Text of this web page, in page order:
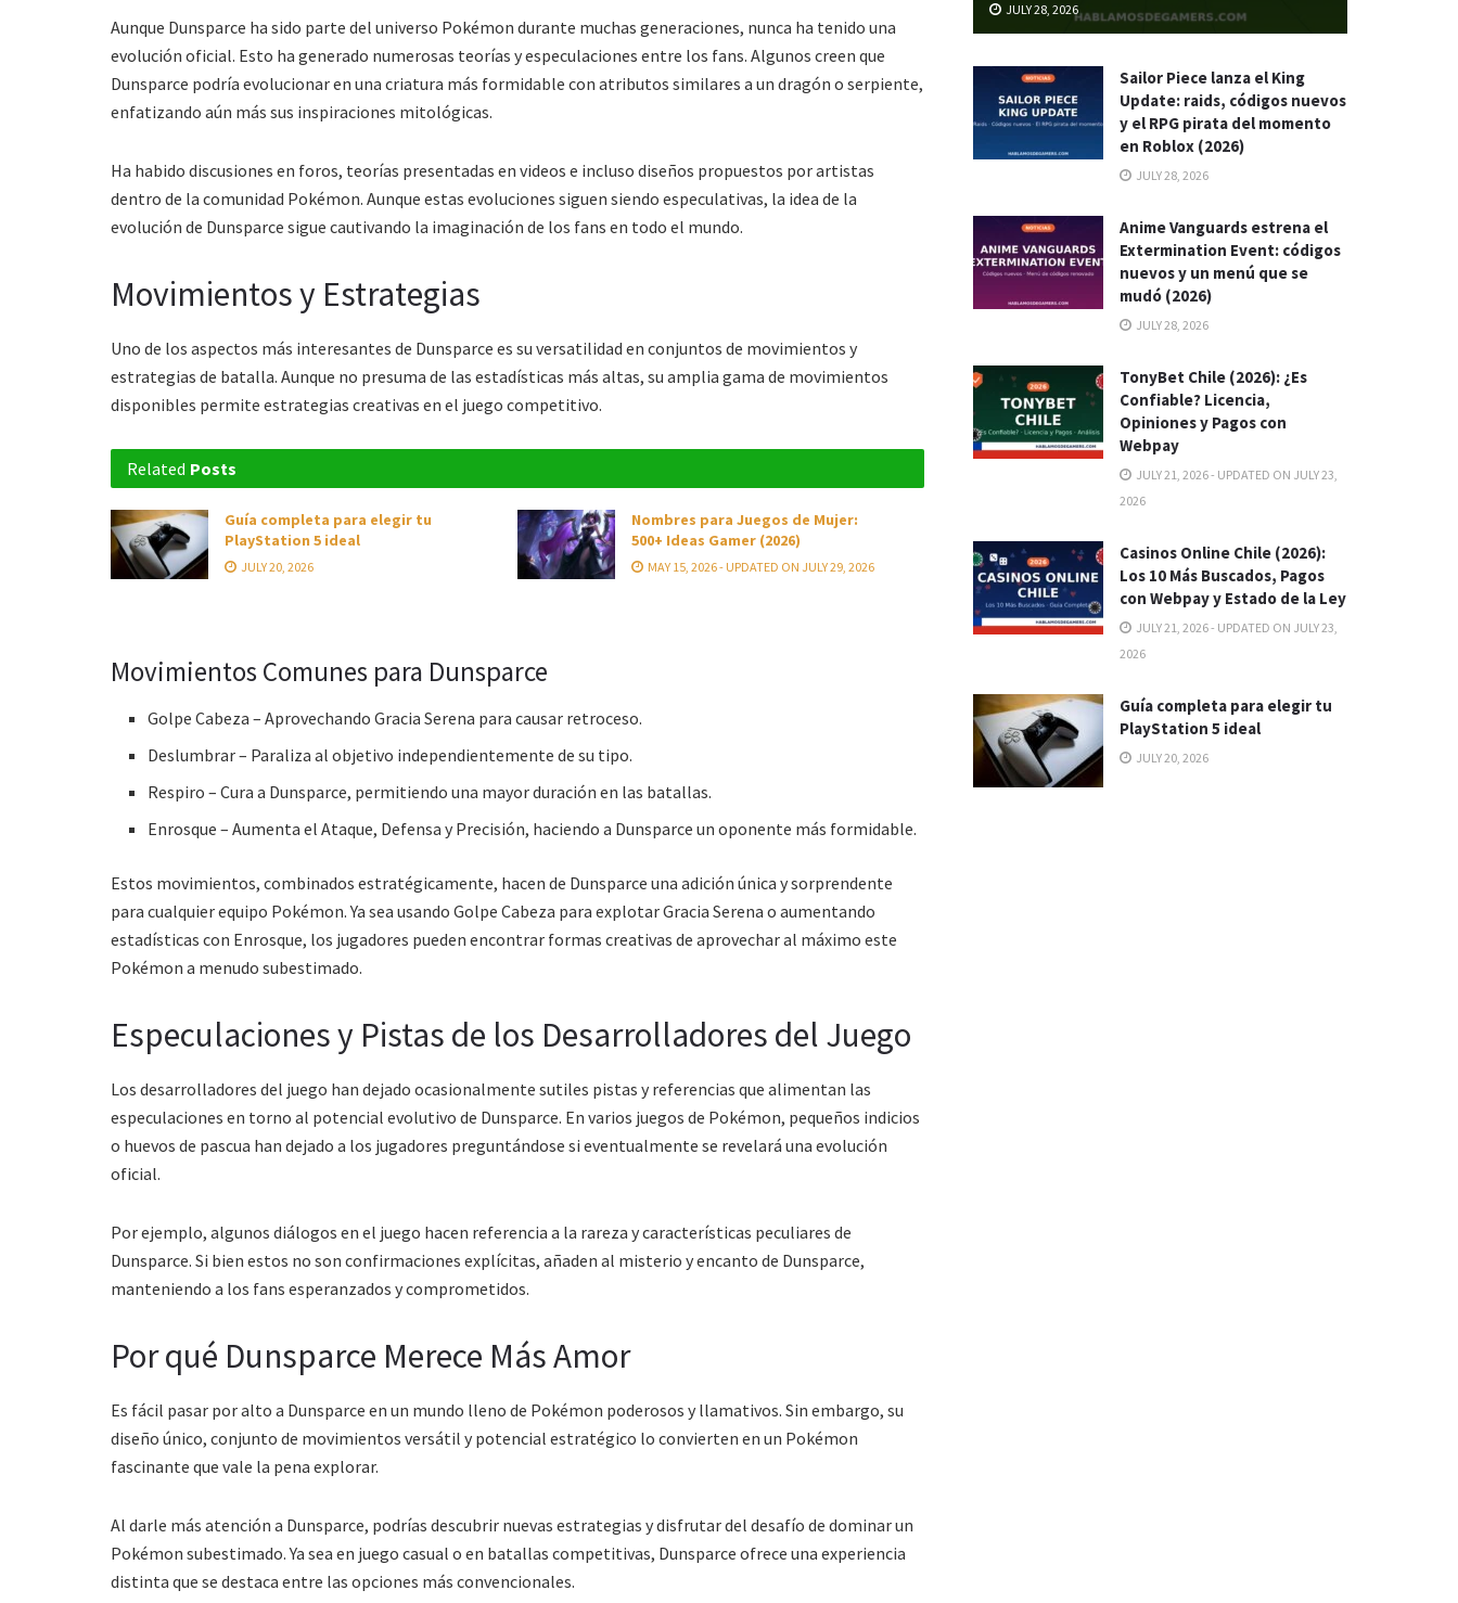
Aunque Dunsparce ha sido parte del universo Pokémon durante muchas generaciones, nunca ha tenido una
evolución oficial. Esto ha generado numerosas teorías y especulaciones entre los fans. Algunos creen que
Dunsparce podría evolucionar en una criatura más formidable con atributos similares a un dragón o serpiente,
enfatizando aún más sus inspiraciones mitológicas.
Ha habido discusiones en foros, teorías presentadas en videos e incluso diseños propuestos por artistas
dentro de la comunidad Pokémon. Aunque estas evoluciones siguen siendo especulativas, la idea de la
evolución de Dunsparce sigue cautivando la imaginación de los fans en todo el mundo.
Movimientos y Estrategias
Uno de los aspectos más interesantes de Dunsparce es su versatilidad en conjuntos de movimientos y
estrategias de batalla. Aunque no presuma de las estadísticas más altas, su amplia gama de movimientos
disponibles permite estrategias creativas en el juego competitivo.
Related Posts
Guía completa para elegir tu
PlayStation 5 ideal
JULY 20, 2026
Nombres para Juegos de Mujer:
500+ Ideas Gamer (2026)
MAY 15, 2026 - UPDATED ON JULY 29, 2026
Movimientos Comunes para Dunsparce
Golpe Cabeza – Aprovechando Gracia Serena para causar retroceso.
Deslumbrar – Paraliza al objetivo independientemente de su tipo.
Respiro – Cura a Dunsparce, permitiendo una mayor duración en las batallas.
Enrosque – Aumenta el Ataque, Defensa y Precisión, haciendo a Dunsparce un oponente más formidable.
Estos movimientos, combinados estratégicamente, hacen de Dunsparce una adición única y sorprendente
para cualquier equipo Pokémon. Ya sea usando Golpe Cabeza para explotar Gracia Serena o aumentando
estadísticas con Enrosque, los jugadores pueden encontrar formas creativas de aprovechar al máximo este
Pokémon a menudo subestimado.
Especulaciones y Pistas de los Desarrolladores del Juego
Los desarrolladores del juego han dejado ocasionalmente sutiles pistas y referencias que alimentan las
especulaciones en torno al potencial evolutivo de Dunsparce. En varios juegos de Pokémon, pequeños indicios
o huevos de pascua han dejado a los jugadores preguntándose si eventualmente se revelará una evolución
oficial.
Por ejemplo, algunos diálogos en el juego hacen referencia a la rareza y características peculiares de
Dunsparce. Si bien estos no son confirmaciones explícitas, añaden al misterio y encanto de Dunsparce,
manteniendo a los fans esperanzados y comprometidos.
Por qué Dunsparce Merece Más Amor
Es fácil pasar por alto a Dunsparce en un mundo lleno de Pokémon poderosos y llamativos. Sin embargo, su
diseño único, conjunto de movimientos versátil y potencial estratégico lo convierten en un Pokémon
fascinante que vale la pena explorar.
Al darle más atención a Dunsparce, podrías descubrir nuevas estrategias y disfrutar del desafío de dominar un
Pokémon subestimado. Ya sea en juego casual o en batallas competitivas, Dunsparce ofrece una experiencia
distinta que se destaca entre las opciones más convencionales.
JULY 28, 2026
Sailor Piece lanza el King
Update: raids, códigos nuevos
y el RPG pirata del momento
en Roblox (2026)
JULY 28, 2026
Anime Vanguards estrena el
Extermination Event: códigos
nuevos y un menú que se
mudó (2026)
JULY 28, 2026
TonyBet Chile (2026): ¿Es
Confiable? Licencia,
Opiniones y Pagos con
Webpay
JULY 21, 2026 - UPDATED ON JULY 23,
2026
Casinos Online Chile (2026):
Los 10 Más Buscados, Pagos
con Webpay y Estado de la Ley
JULY 21, 2026 - UPDATED ON JULY 23,
2026
Guía completa para elegir tu
PlayStation 5 ideal
JULY 20, 2026